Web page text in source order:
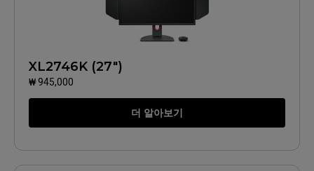
XL2746K (27")
₩ 945,000
더 알아보기